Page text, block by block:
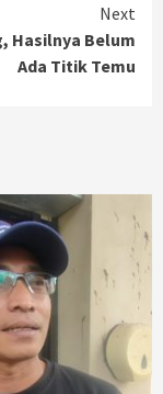
Next
Hasilnya Belum
Ada Titik Temu